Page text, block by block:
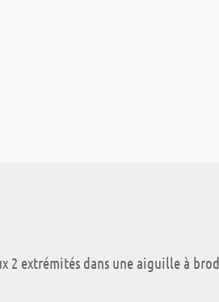
2 extrémités dans une aiguille à